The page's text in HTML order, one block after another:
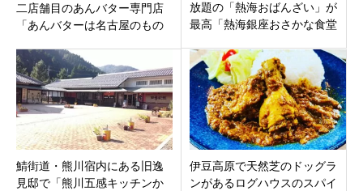
二店舗目のあんバター専門店
「あんバターは名古屋のもの
ートインも
放題の「熱海おばんざい」が
最高「熱海銀座おさかな食堂
に8月8日オープン。
鯖街道・熊川宿内にある旧逸
見邸で「熊川五感キッチンか
伊豆高原で天然芝のドッグラ
ンがあるログハウスのスパイ